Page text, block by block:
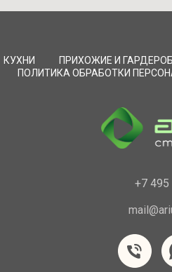
КУХНИ ПРИХОЖИЕ И
ПОЛИТИКА ОБРАБОТКИ
+7 495